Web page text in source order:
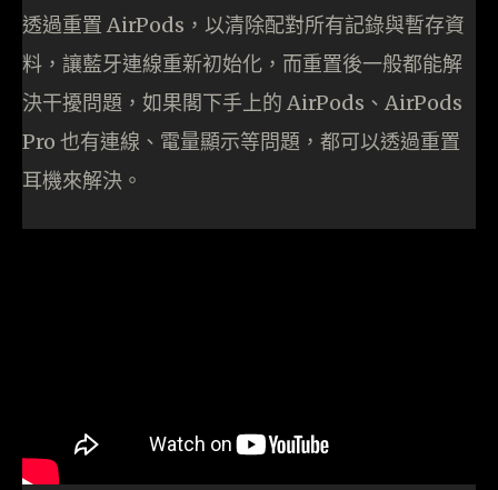
透過重置 AirPods，以清除配對所有記錄與暫存資
料，讓藍牙連線重新初始化，而重置後一般都能解
決干擾問題，如果閣下手上的 AirPods、AirPods
Pro 也有連線、電量顯示等問題，都可以透過重置
耳機來解決。